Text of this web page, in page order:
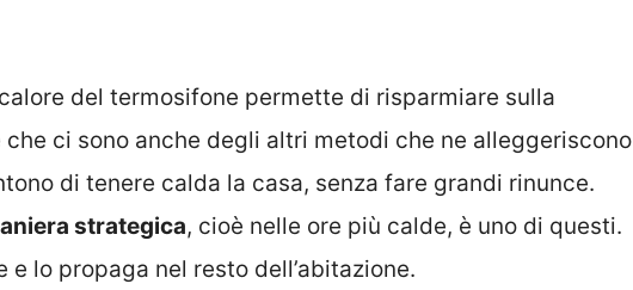
del termosifone permette di risparmiare sulla
ci sono anche degli altri metodi che ne alleggeriscono
di tenere calda la casa, senza fare grandi rinunce.
strategica, cioè nelle ore più calde, è uno di questi.
lo propaga nel resto dell’abitazione.